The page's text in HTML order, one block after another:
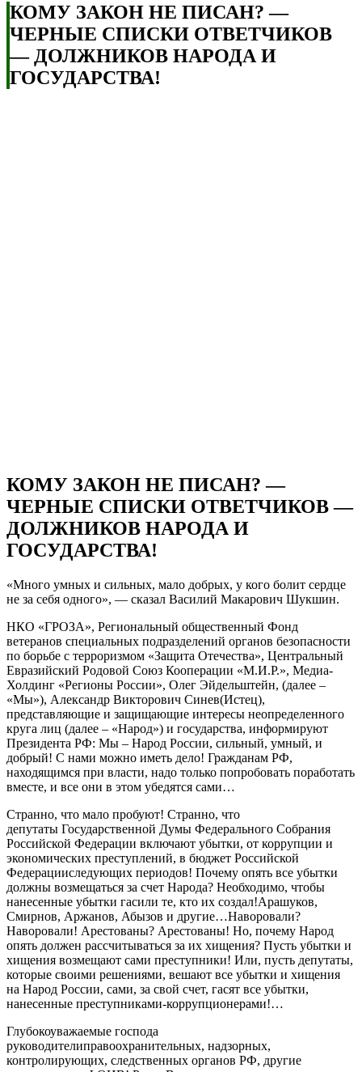
КОМУ ЗАКОН НЕ ПИСАН? —
ЧЕРНЫЕ СПИСКИ ОТВЕТЧИКОВ
— ДОЛЖНИКОВ НАРОДА И
ГОСУДАРСТВА!
КОМУ ЗАКОН НЕ ПИСАН? —
ЧЕРНЫЕ СПИСКИ ОТВЕТЧИКОВ —
ДОЛЖНИКОВ НАРОДА И
ГОСУДАРСТВА!
«Много умных и сильных, мало добрых, у кого болит сердце
не за себя одного», — сказал Василий Макарович Шукшин.
НКО «ГРОЗА», Региональный общественный Фонд
ветеранов специальных подразделений органов безопасности
по борьбе с терроризмом «Защита Отечества», Центральный
Евразийский Родовой Союз Кооперации «М.И.Р.», Медиа-
Холдинг «Регионы России», Олег Эйдельштейн, (далее –
«Мы»), Александр Викторович Синев(Истец),
представляющие и защищающие интересы неопределенного
круга лиц (далее – «Народ») и государства, информируют
Президента РФ: Мы – Народ России, сильный, умный, и
добрый! С нами можно иметь дело! Гражданам РФ,
находящимся при власти, надо только попробовать поработать
вместе, и все они в этом убедятся сами…
Странно, что мало пробуют! Странно, что
депутаты Государственной Думы Федерального Собрания
Российской Федерации включают убытки, от коррупции и
экономических преступлений, в бюджет Российской
Федерацииследующих периодов! Почему опять все убытки
должны возмещаться за счет Народа? Необходимо, чтобы
нанесенные убытки гасили те, кто их создал!Арашуков,
Смирнов, Аржанов, Абызов и другие…Наворовали?
Наворовали! Арестованы? Арестованы! Но, почему Народ
опять должен рассчитываться за их хищения? Пусть убытки и
хищения возмещают сами преступники! Или, пусть депутаты,
которые своими решениями, вешают все убытки и хищения
на Народ России, сами, за свой счет, гасят все убытки,
нанесенные преступниками-коррупционерами!…
Глубокоуважаемые господа
руководителиправоохранительных, надзорных,
контролирующих, следственных органов РФ, другие